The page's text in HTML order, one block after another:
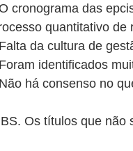
cronograma das
quantitativo de
da cultura de
identificados
há consenso no
Os títulos que não